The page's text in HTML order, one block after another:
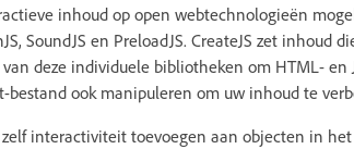
inhoud op open webtechnologieën
SoundJS en PreloadJS. CreateJS zet inhoud
deze individuele bibliotheken om HTML- en
bestand ook manipuleren om uw inhoud te
interactiviteit toevoegen aan objecten in